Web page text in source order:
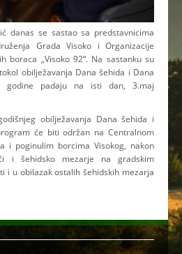
danas se sastao sa predstavnicima
Grada Visoko i Organizacije
boraca „Visoko 92“. Na sastanku su
obilježavanja Dana šehida i Dana
godine padaju na isti dan, 3.maj
obilježavanja Dana šehida i
će biti održan na Centralnom
i poginulim borcima Visokog, nakon
i šehidsko mezarje na gradskim
i u obilazak ostalih šehidskih mezarja